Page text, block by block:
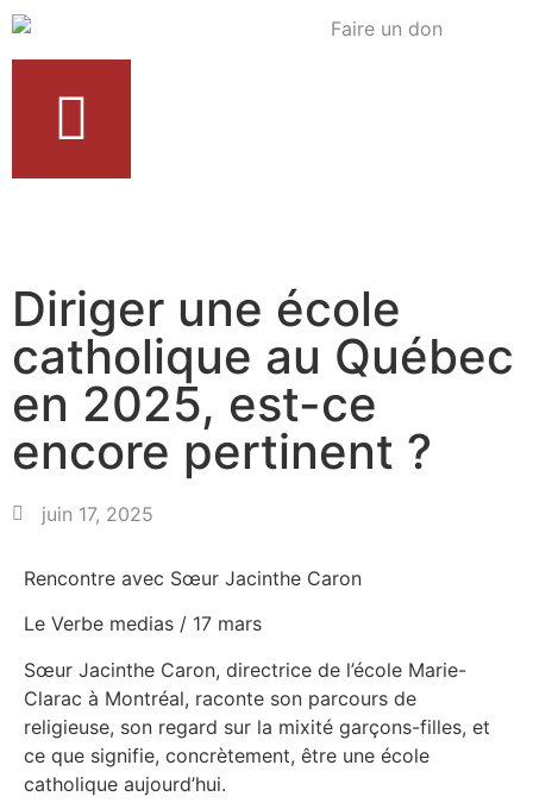
Diriger une école
catholique au Québec
en 2025, est-ce
encore pertinent ?
juin 17, 2025
Rencontre avec Sœur Jacinthe Caron
Le Verbe medias / 17 mars
Sœur Jacinthe Caron, directrice de l’école Marie-
Clarac à Montréal, raconte son parcours de
religieuse, son regard sur la mixité garçons-filles, et
ce que signifie, concrètement, être une école
catholique aujourd’hui.